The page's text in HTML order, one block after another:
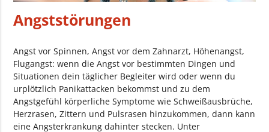
Angststörungen
Angst vor Spinnen, Angst vor dem Zahnarzt, Höhenangst,
Flugangst: wenn die Angst vor bestimmten Dingen und
Situationen dein täglicher Begleiter wird oder wenn du
urplötzlich Panikattacken bekommst und zu dem
Angstgefühl körperliche Symptome wie Schweißausbrüche,
Herzrasen, Zittern und Pulsrasen hinzukommen, dann kann
eine Angsterkrankung dahinter stecken. Unter